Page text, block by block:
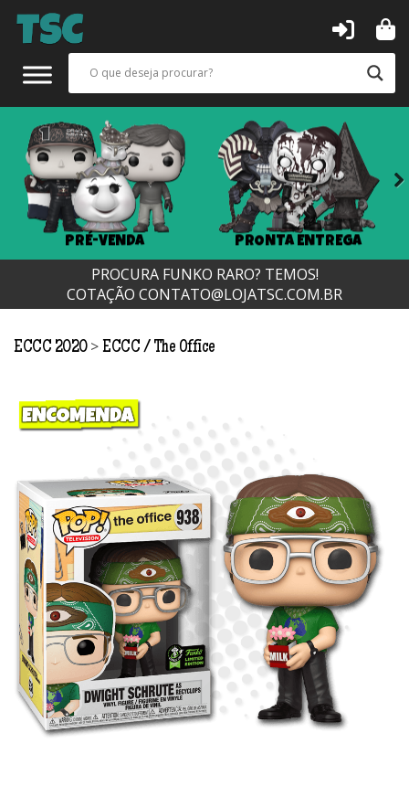
PRÉ-VENDA PRONTA ENTREGA
Next
PROCURA FUNKO RARO? TEMOS!
COTAÇÃO CONTATO@LOJATSC.COM.BR
ECCC 2020 > ECCC The Office